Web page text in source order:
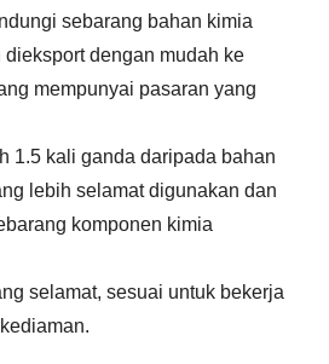
sebarang bahan kimia
dengan mudah ke
mempunyai pasaran yang
1.5 kali ganda daripada bahan
lebih selamat digunakan dan
komponen kimia
selamat, sesuai untuk bekerja